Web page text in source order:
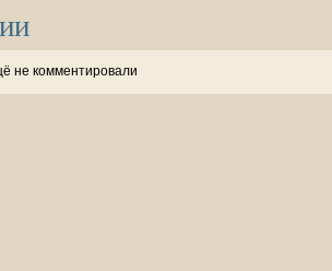
не комментировали